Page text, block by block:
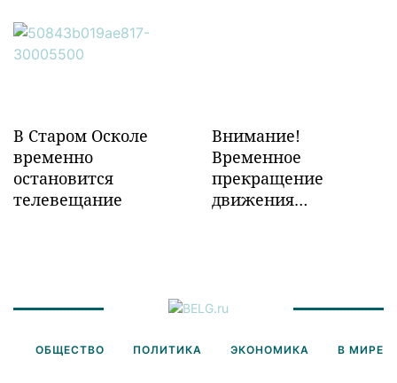
инфраструктуры в
Забайкалье
В Старом Осколе
временно
остановится
телевещание
Внимание!
Временное
прекращение
движения
ОБЩЕСТВО ПОЛИТИКА ЭКОНОМИКА В МИРЕ